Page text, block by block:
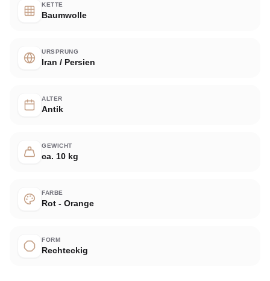
KETTE
Baumwolle
URSPRUNG
Iran / Persien
ALTER
Antik
GEWICHT
ca. 10 kg
FARBE
Rot - Orange
FORM
Rechteckig